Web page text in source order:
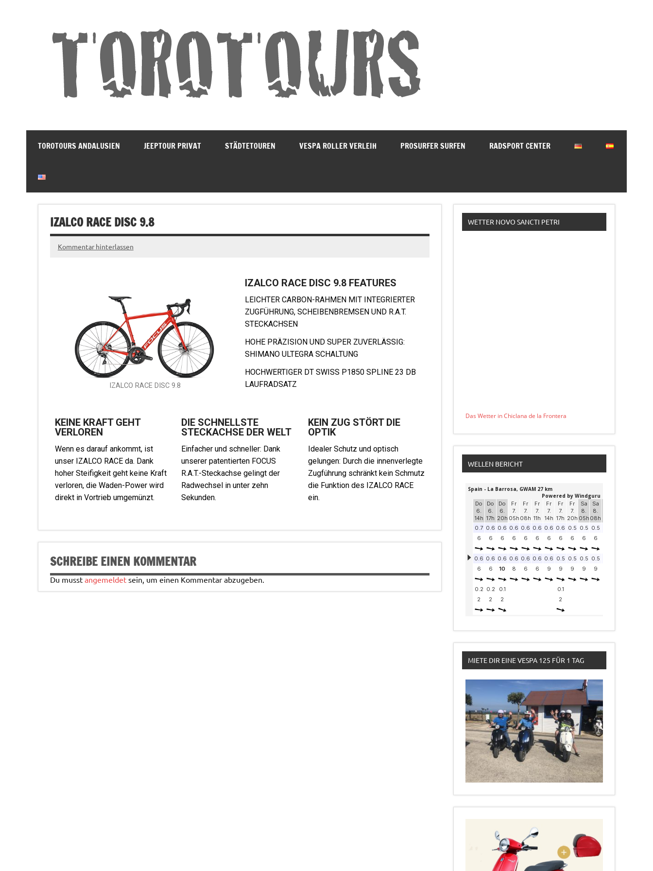
TOROTOURS ANDALUSIEN JEEPTOUR PRIVAT STÄDTETOUREN VESPA ROLLER VERLEIH PROSURFER SURFEN RADSPORT CENTER
IZALCO RACE DISC 9.8
Kommentar hinterlassen
IZALCO RACE DISC 9.8
IZALCO RACE DISC 9.8 FEATURES
LEICHTER CARBON-RAHMEN MIT INTEGRIERTER
ZUGFÜHRUNG, SCHEIBENBREMSEN UND R.A.T.
STECKACHSEN
HOHE PRÄZISION UND SUPER ZUVERLÄSSIG:
SHIMANO ULTEGRA SCHALTUNG
HOCHWERTIGER DT SWISS P1850 SPLINE 23 DB
LAUFRADSATZ
KEINE KRAFT GEHT
VERLOREN
Wenn es darauf ankommt, ist
unser IZALCO RACE da. Dank
hoher Steifigkeit geht keine Kraft
verloren, die Waden-Power wird
direkt in Vortrieb umgemünzt.
DIE SCHNELLSTE
STECKACHSE DER WELT
Einfacher und schneller: Dank
unserer patentierten FOCUS
R.A.T.-Steckachse gelingt der
Radwechsel in unter zehn
Sekunden.
KEIN ZUG STÖRT DIE
OPTIK
Idealer Schutz und optisch
gelungen: Durch die innenverlegte
Zugführung schränkt kein Schmutz
die Funktion des IZALCO RACE
ein.
SCHREIBE EINEN KOMMENTAR
Du musst angemeldetsein, um einen Kommentar abzugeben.
WETTER NOVO SANCTI PETRI
Das Wetter in Chiclana de la Frontera
WELLEN BERICHT
MIETE DIR EINE VESPA 125 FÜR 1 TAG